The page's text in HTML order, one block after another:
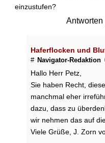
einzustufen?
Antworten
Haferflocken und
# Navigator-Redaktion
Hallo Herr Petz,
Sie haben Recht,
manchmal eher
dazu, dass zu
wir nehmen das auf
Viele Grüße, J. Zorn
b
k
e
-
S
c
h
o
k